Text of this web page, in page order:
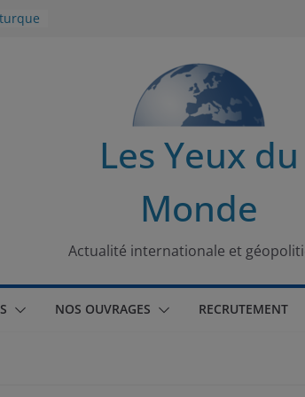
Les Yeux du
Monde
Actualité internationale et
NOS OUVRAGES RECRUTEMENT